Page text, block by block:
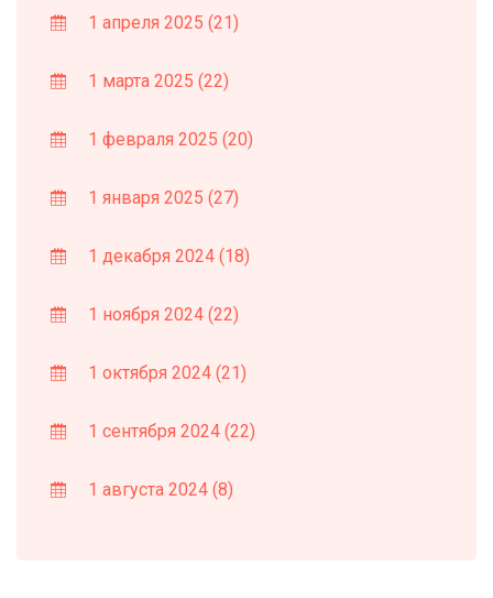
1 апреля 2025 (21)
1 марта 2025 (22)
1 февраля 2025 (20)
1 января 2025 (27)
1 декабря 2024 (18)
1 ноября 2024 (22)
1 октября 2024 (21)
1 сентября 2024 (22)
1 августа 2024 (8)